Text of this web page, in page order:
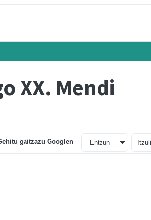
XX. Mendi
gaitzazu Googlen Entzun Itzuli